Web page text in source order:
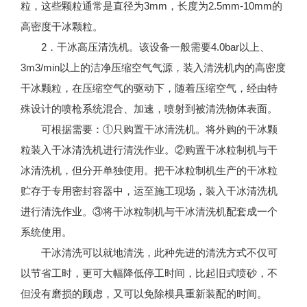
粒，这些颗粒通常是直径为3mm，长度为2.5mm-10mm的
高密度干冰颗粒。
2．干冰高压清洗机。该设备一般需要4.0bar以上、
3m3/min以上的洁净压缩空气气源，装入清洗机内的高密度
干冰颗粒，在压缩空气的驱动下，随着压缩空气，经由特
殊设计的喷枪系统混合、加速，喷射到被清洗物体表面。
可根据需要：①只购置干冰清洗机。将外购的干冰颗
粒装入干冰清洗机进行清洗作业。②购置干冰粒制机与干
冰清洗机，但分开单独使用。把干冰粒制机生产的干冰粒
贮存于专用密封容器中，运至施工现场，装入干冰清洗机
进行清洗作业。③将干冰粒制机与干冰清洗机配套成一个
系统使用。
干冰清洗可以就地清洗，此种先进的清洗方式不仅可
以节省工时，更可大幅降低停工时间，比起旧式喷砂，不
但没有磨损的顾虑，又可以免除模具重新装配的时间。